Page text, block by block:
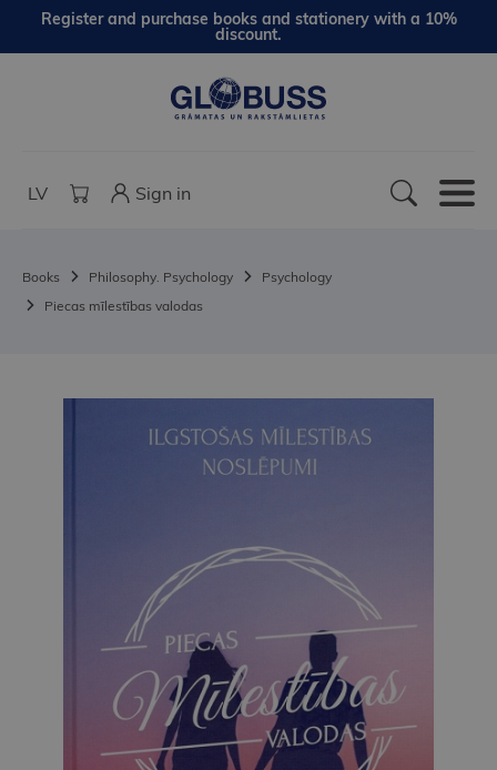
Register and purchase books and stationery with a 10%
discount.
LV Sign in
Books Philosophy. Psychology
Psychology
Piecas mīlestības valodas